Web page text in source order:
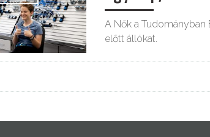
A Nők a Tudományban
előtt állókat.